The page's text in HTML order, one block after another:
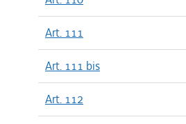
Art. 111
Art. 111 bis
Art. 112